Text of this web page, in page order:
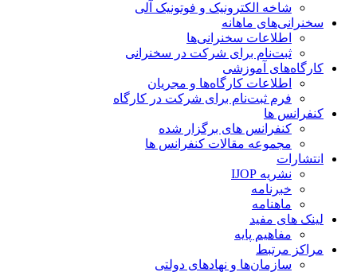
شاخه‌ الکترونیک و فوتونیک آلی
سخنرانی‌های ماهانه
اطلاعات سخنرانی‌‌ها
ثبت‌نام برای شرکت در سخنرانی
کارگاه‌های آموزشی
اطلاعات کارگاه‌ها و مجریان
فرم ثبت‌نام برای شرکت در کارگاه
کنفرانس ها
کنفرانس های برگزار شده
مجموعه مقالات کنفرانس ها
انتشارات
نشریه IJOP
خبرنامه
ماهنامه
لینک های مفید
مفاهیم پایه
مراکز مرتبط
سازمان‌ها و نهادهای دولتی